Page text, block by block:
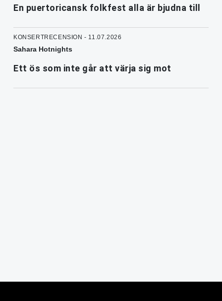
En puertoricansk folkfest alla är bjudna till
KONSERTRECENSION - 11.07.2026
Sahara Hotnights
Ett ös som inte går att värja sig mot